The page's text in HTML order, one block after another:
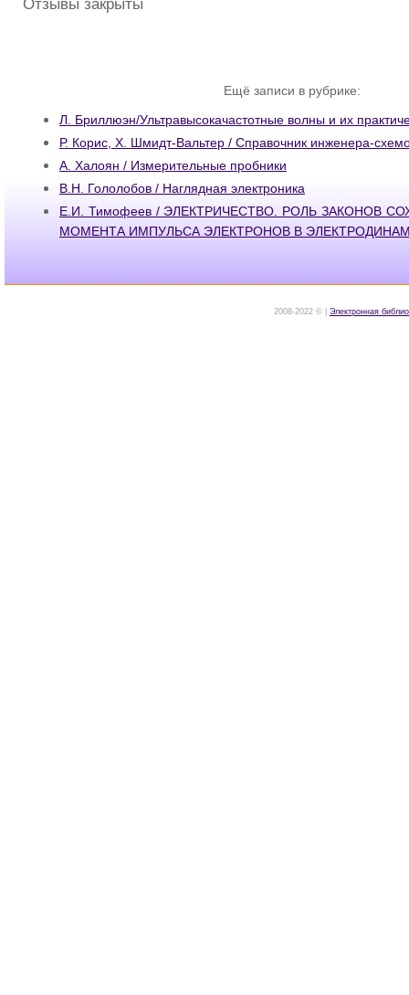
Отзывы закрыты
Ещё записи в рубрике:
Л. Бриллюэн/Ультравысокачастотные волны и их
Р. Корис, X. Шмидт-Вальтер / Справочник инженера-
А. Халоян / Измерительные пробники
В.Н. Гололобов / Наглядная электроника
Е.И. Тимофеев / ЭЛЕКТРИЧЕСТВО. РОЛЬ ЗАКОНОВ
МОМЕНТА ИМПУЛЬСА ЭЛЕКТРОНОВ В
2008-2022 © | Электронная